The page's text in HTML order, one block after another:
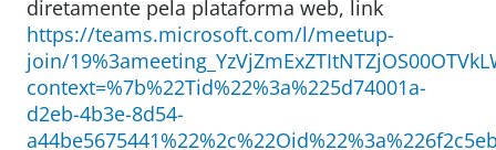
diretamente pela plataforma web, link
https://teams.microsoft.com/l/meetup-
join/
context=%7b%22Tid%22%3a%225d74001a-
d2eb-4b3e-8d54-